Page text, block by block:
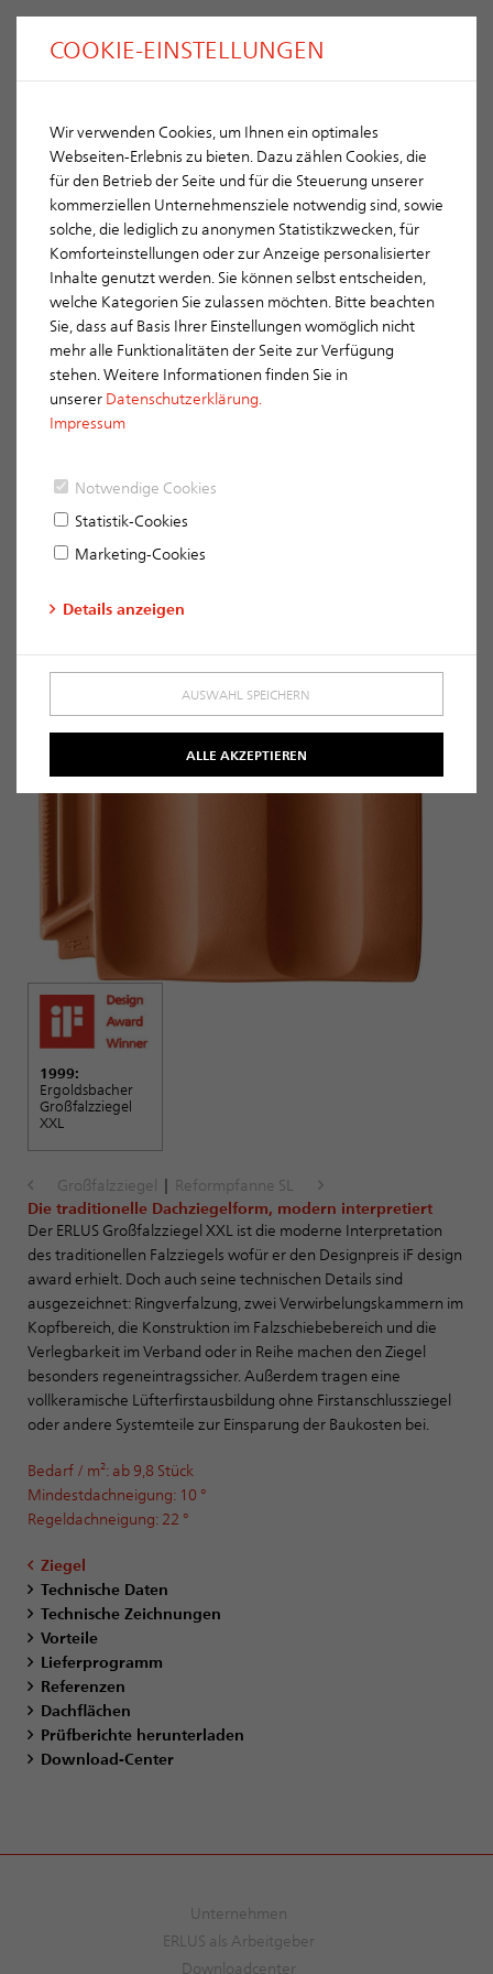
ERLUS Großfalzziegel XXL
Farbpalette
Naturrot
1999:
Ergoldsbacher
Großfalzziegel
XXL
Großfalzziegel | Reformpfanne SL
Die traditionelle Dachziegelform, modern interpretiert
Der ERLUS Großfalzziegel XXL ist die moderne Interpretation
des traditionellen Falzziegels wofür er den Designpreis iF design
award erhielt. Doch auch seine technischen Details sind
ausgezeichnet: Ringverfalzung, zwei Verwirbelungskammern im
Kopfbereich, die Konstruktion im Falzschiebebereich und die
Verlegbarkeit im Verband oder in Reihe machen den Ziegel
besonders regeneintragssicher. Außerdem tragen eine
vollkeramische Lüfterfirstausbildung ohne Firstanschlussziegel
oder andere Systemteile zur Einsparung der Baukosten bei.
Bedarf / m²: ab 9,8 Stück
Mindestdachneigung: 10 °
Regeldachneigung: 22 °
Ziegel
Technische Daten
Technische Zeichnungen
Vorteile
Lieferprogramm
Referenzen
Dachflächen
Prüfberichte herunterladen
Download-Center
Unternehmen
ERLUS als Arbeitgeber
Downloadcenter
COOKIE-EINSTELLUNGEN
Wir verwenden Cookies, um Ihnen ein optimales
Webseiten-Erlebnis zu bieten. Dazu zählen Cookies, die
für den Betrieb der Seite und für die Steuerung unserer
kommerziellen Unternehmensziele notwendig sind, sowie
solche, die lediglich zu anonymen Statistikzwecken, für
Komforteinstellungen oder zur Anzeige personalisierter
Inhalte genutzt werden. Sie können selbst entscheiden,
welche Kategorien Sie zulassen möchten. Bitte beachten
Sie, dass auf Basis Ihrer Einstellungen womöglich nicht
mehr alle Funktionalitäten der Seite zur Verfügung
stehen. Weitere Informationen finden Sie in
unserer Datenschutzerklärung.
Impressum
Notwendige Cookies
Statistik-Cookies
Marketing-Cookies
Details anzeigen
AUSWAHL SPEICHERN
ALLE AKZEPTIEREN